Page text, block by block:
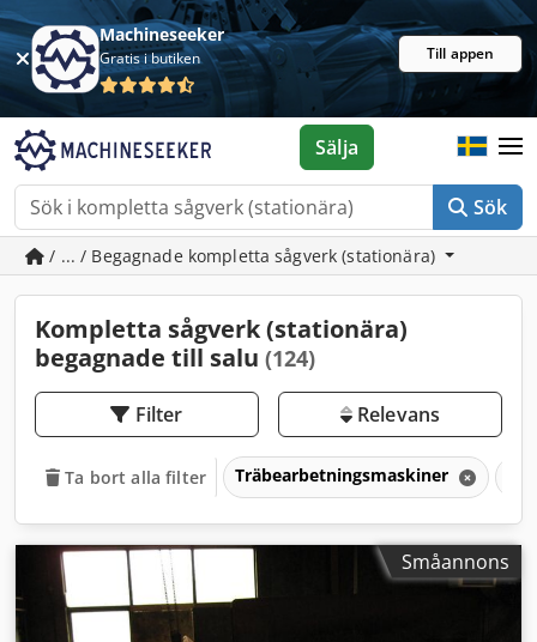
Machineseeker
Gratis i butiken Till appen
Sök
Sälja
/ ... / Begagnade kompletta sågverk (stationära)
Kompletta sågverk (stationära)
begagnade till salu (124)
Filter Relevans
Ta bort alla filter Träbearbetningsmaskiner
Småannons